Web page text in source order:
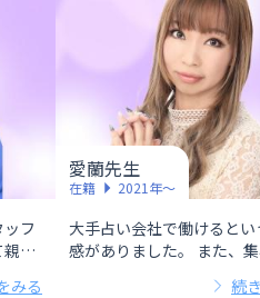
フ
切
みる
愛蘭先生
在籍 2021年〜
大手占い会社で働けると
感がありました。 また、
続